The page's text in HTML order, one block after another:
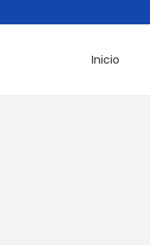
Inicio